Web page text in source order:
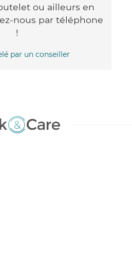
ou ailleurs en
nous par téléphone
!
par un conseiller